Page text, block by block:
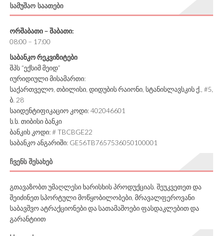
ᲡᲐᲛᲣᲨᲐᲝ ᲡᲐᲐᲗᲔᲑᲘ
ორშაბათი – შაბათი:
08:00 – 17:00
საბანკო რეკვიზიტები
შპს “ექსიმ მეიდ”
იურიდიული მისამართი:
საქართველო, თბილისი, დიდუბის რაიონი, სტანისლავსკის ქ., #5,
ბ. 28
საიდენტიფიკაციო კოდი: 402046601
ს.ს. თიბისი ბანკი
ბანკის კოდი: # TBCBGE22
საბანკო ანგარიში: GE56TB7657536050100001
ᲩᲕᲔᲜᲡ ᲨᲔᲡᲐᲮᲔᲑ
გთავაზობთ უმაღლესი ხარისხის პროდუქციას. შეუკვეთეთ და
შეიძინეთ სპორტული მოწყობილობები, მრავალფეროვანი
საბავშვო ატრაქციონები და სათამაშოები ფასდაკლებით და
გარანტიით